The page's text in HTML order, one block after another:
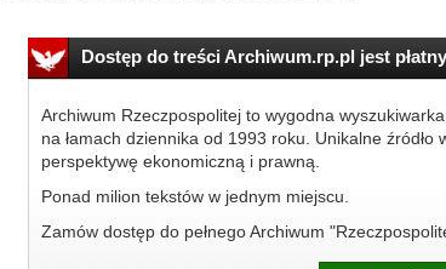
Dostęp do treści Archiwum.rp.pl jest
Archiwum Rzeczpospolitej to wygodna
na łamach dziennika od 1993 roku. Unikalne
perspektywę ekonomiczną i prawną.
Ponad milion tekstów w jednym miejscu.
Zamów dostęp do pełnego Archiwum